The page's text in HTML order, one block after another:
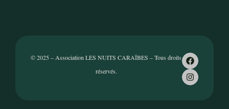
© 2025 – Association LES NUITS CARAÏBES – Tous droits
réservés.